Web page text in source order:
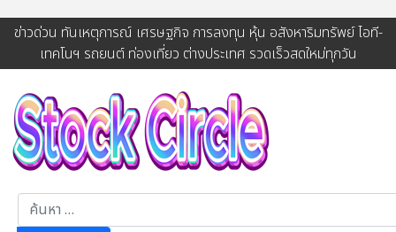
ข่าวด่วน ทันเหตุการณ์ เศรษฐกิจ การลงทุน หุ้น อสังหาริมทรัพย์ ไอที-
เทคโนฯ รถยนต์ ท่องเที่ยว ต่างประเทศ รวดเร็วสดใหม่ทุกวัน